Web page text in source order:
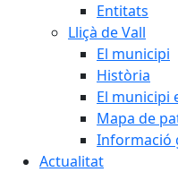
Entitats
Lliçà de Vall
El municipi
Història
El municipi
Mapa de
Informació
Actualitat